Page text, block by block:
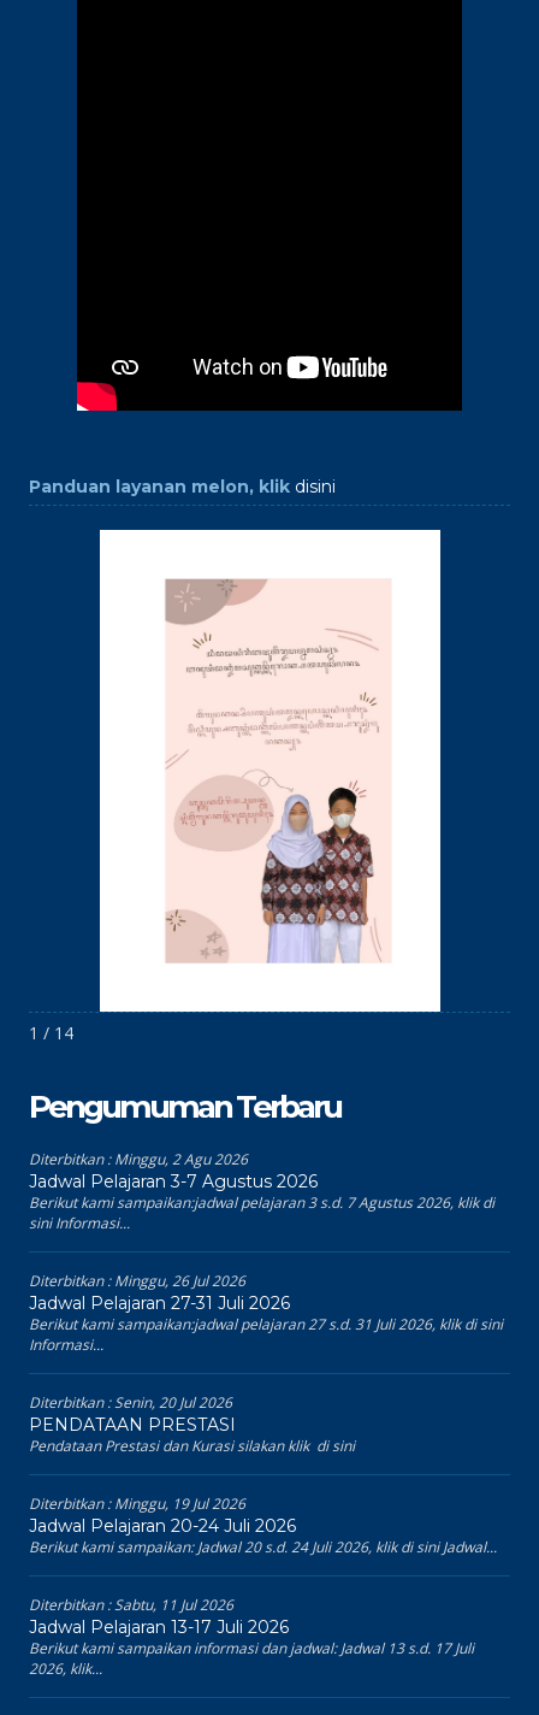
Panduan layanan melon, klik disini
1 / 14
Pengumuman Terbaru
Diterbitkan :Minggu, 2 Agu 2026
Jadwal Pelajaran 3-7 Agustus 2026
Berikut kami sampaikan:jadwal pelajaran 3 s.d. 7 Agustus 2026, klik di
sini Informasi...
Diterbitkan :Minggu, 26 Jul 2026
Jadwal Pelajaran 27-31 Juli 2026
Berikut kami sampaikan:jadwal pelajaran 27 s.d. 31 Juli 2026, klik di sini
Informasi...
Diterbitkan :Senin, 20 Jul 2026
PENDATAAN PRESTASI
Pendataan Prestasi dan Kurasi silakan klik di sini
Diterbitkan :Minggu, 19 Jul 2026
Jadwal Pelajaran 20-24 Juli 2026
Berikut kami sampaikan: Jadwal 20 s.d. 24 Juli 2026, klik di sini Jadwal...
Diterbitkan :Sabtu, 11 Jul 2026
Jadwal Pelajaran 13-17 Juli 2026
Berikut kami sampaikan informasi dan jadwal: Jadwal 13 s.d. 17 Juli
2026, klik...